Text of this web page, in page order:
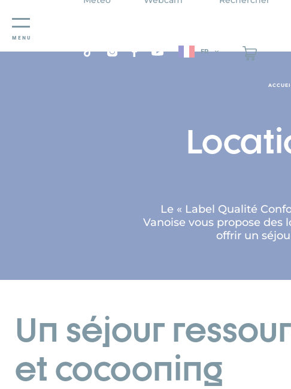
Panneau de gestion des cookies
MENU
FR
Le « Label Qualité
Vanoise vous propose
offrir un
Un séjour
et cocooning